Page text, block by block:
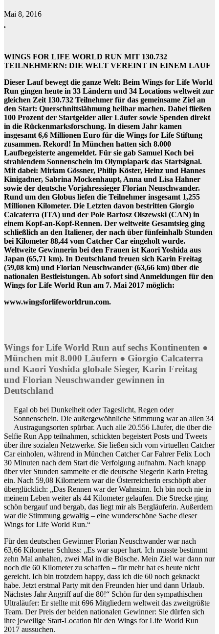
Mai 8, 2016
WINGS FOR LIFE WORLD RUN MIT 130.732
TEILNEHMERN: DIE WELT VEREINT IN EINEM LAUF
Dieser Lauf bewegt die ganze Welt: Beim Wings for Life World
Run gingen heute in 33 Ländern und 34 Locations weltweit zur
gleichen Zeit 130.732 Teilnehmer für das gemeinsame Ziel an
den Start: Querschnittslähmung heilbar machen. Dabei fließen
100 Prozent der Startgelder aller Läufer sowie Spenden direkt
in die Rückenmarksforschung. In diesem Jahr kamen
insgesamt 6,6 Millionen Euro für die Wings for Life Stiftung
zusammen. Rekord! In München hatten sich 8.000
Laufbegeisterte angemeldet. Für sie gab Samuel Koch bei
strahlendem Sonnenschein im Olympiapark das Startsignal.
Mit dabei: Miriam Gössner, Philip Köster, Heinz und Hannes
Kinigadner, Sabrina Mockenhaupt, Anna und Lisa Hahner
sowie der deutsche Vorjahressieger Florian Neuschwander.
Rund um den Globus liefen die Teilnehmer insgesamt 1,255
Millionen Kilometer. Die Letzten davon bestritten Giorgio
Calcaterra (ITA) und der Pole Bartosz Olszewski (CAN) in
einem Kopf-an-Kopf-Rennen. Der weltweite Gesamtsieg ging
schließlich an den Italiener, der nach über fünfeinhalb Stunden
bei Kilometer 88,44 vom Catcher Car eingeholt wurde.
Weltweite Gewinnerin bei den Frauen ist Kaori Yoshida aus
Japan (65,71 km). In Deutschland freuen sich Karin Freitag
(59,08 km) und Florian Neuschwander (63,66 km) über die
nationalen Bestleistungen. Ab sofort sind Anmeldungen für den
Wings for Life World Run am 7. Mai 2017 möglich:
www.wingsforlifeworldrun.com.
Wings for Life World Run auf sechs Kontinenten ●
München mit 8.000 Läufern ● Giorgio Calcaterra
und Kaori Yoshida globale Sieger, Karin Freitag
und Florian Neuschwander gewinnen in
Deutschland
Egal ob bei Dunkelheit oder Tageslicht, Regen oder
Sonnenschein. Die außergewöhnliche Stimmung war an allen 34
Austragungsorten spürbar. Auch alle 20.556 Läufer, die über die
Selfie Run App teilnahmen, schickten begeistert Posts und Tweets
über ihre sozialen Netzwerke. Sie ließen sich vom virtuellen Catcher
Car einholen, während in München Catcher Car Fahrer Felix Loch
30 Minuten nach dem Start die Verfolgung aufnahm. Nach knapp
über vier Stunden sammelte er die deutsche Siegerin Karin Freitag
ein. Nach 59,08 Kilometern war die Österreicherin erschöpft aber
überglücklich: „Das Rennen war der Wahnsinn. Ich bin noch nie in
meinem Leben weiter als 44 Kilometer gelaufen. Die Strecke ging
schön bergauf und bergab, das liegt mir als Bergläuferin. Außerdem
war die Stimmung gewaltig – eine wunderschöne Sache dieser
Wings for Life World Run.“
Für den deutschen Gewinner Florian Neuschwander war nach
63,66 Kilometer Schluss: „Es war super hart. Ich musste bestimmt
zehn Mal anhalten, zwei Mal in die Büsche. Mein Ziel war dann nur
noch die 60 Kilometer zu schaffen – für mehr hat es heute nicht
gereicht. Ich bin trotzdem happy, dass ich die 60 noch geknackt
habe. Jetzt erstmal Party mit den Freunden hier und dann Urlaub.
Nächstes Jahr Angriff auf die 80!“ Schön für den sympathischen
Ultraläufer: Er stellte mit 696 Mitgliedern weltweit das zweitgrößte
Team. Der Preis der beiden nationalen Gewinner: Sie dürfen sich
ihre jeweilige Start-Location für den Wings for Life World Run
2017 aussuchen.